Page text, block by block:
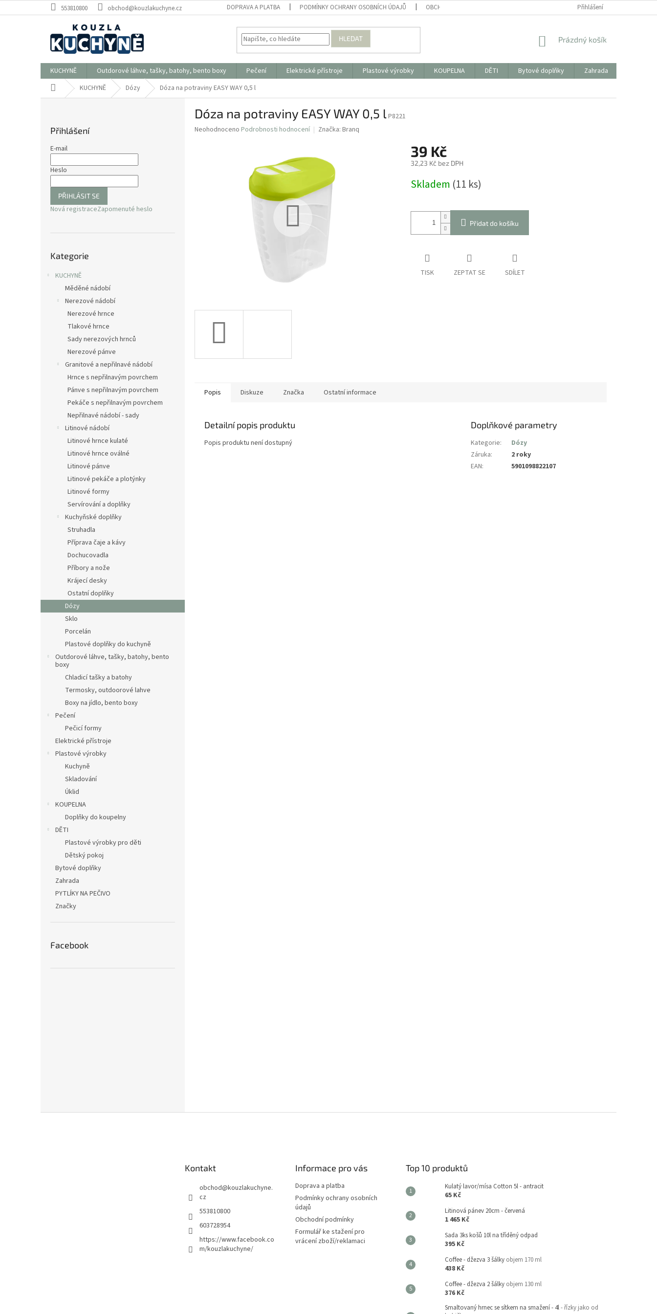
na
553810800 obchod@kouzlakuchyne.cz DOPRAVA A PLATBA PODMÍNKY OCHRANY OSOBNÍCH ÚDAJŮ OBCHODNÍ PODMÍNKY FORMULÁŘ KE STAŽENÍ PRO VRÁCENÍ ZBOŽÍ/REKLAMACI
Přihlášení
HLEDAT
NÁKUPNÍ
Prázdný košík
KUCHYNĚ Outdorové láhve, tašky, batohy, bento boxy Pečení Elektrické přístroje Plastové výrobky KOUPELNA DĚTI Bytové doplňky Zahrada
Domů KUCHYNĚ Dózy Dóza na potraviny EASY WAY 0,5 l
Přihlášení
E-mail
Heslo
PŘIHLÁSIT SE
Nová registraceZapomenuté heslo
kategorie
Kategorie
KUCHYNĚ
Měděné nádobí
Nerezové nádobí
Nerezové hrnce
Tlakové hrnce
Sady nerezových hrnců
Nerezové pánve
Granitové a nepřilnavé nádobí
Hrnce s nepřilnavým povrchem
Pánve s nepřilnavým povrchem
Pekáče s nepřilnavým povrchem
Nepřilnavé nádobí - sady
Litinové nádobí
Litinové hrnce kulaté
Litinové hrnce oválné
Litinové pánve
Litinové pekáče a plotýnky
Litinové formy
Servírování a doplňky
Kuchyňské doplňky
Struhadla
Příprava čaje a kávy
Dochucovadla
Příbory a nože
Krájecí desky
Ostatní doplňky
Dózy
Sklo
Porcelán
Plastové doplňky do kuchyně
Outdorové láhve, tašky, batohy, bento
boxy
Chladicí tašky a batohy
Termosky, outdoorové lahve
Boxy na jídlo, bento boxy
Pečení
Pečicí formy
Elektrické přístroje
Plastové výrobky
Kuchyně
Skladování
Úklid
KOUPELNA
Doplňky do koupelny
DĚTI
Plastové výrobky pro děti
Dětský pokoj
Bytové doplňky
Zahrada
PYTLÍKY NA PEČIVO
Značky
Facebook
Dóza na potraviny EASY WAY 0,5 lP8221
Průměrné
Neohodnoceno Podrobnosti hodnocení Značka: Branq
39 Kč
32,23 Kč bez DPH
cena:
Skladem (11 ks)
Přidat do košíku
TISK ZEPTAT SE SDÍLET
Popis Diskuze Značka Ostatní informace
Detailní popis produktu
Popis produktu není dostupný
Doplňkové parametry
Kategorie:
Dózy
Záruka:
2 roky
EAN: 5901098822107
Kontakt
obchod@kouzlakuchyne.
cz
553810800
603728954
https://www.facebook.co
m/kouzlakuchyne/
Informace pro vás
Doprava a platba
Podmínky ochrany osobních
údajů
Obchodní podmínky
Formulář ke stažení pro
vrácení zboží/reklamaci
Top 10 produktů
Kulatý lavor/mísa Cotton 5l - antracit
65 Kč
Litinová pánev 20cm - červená
1 465 Kč
Sada 3ks košů 10l na tříděný odpad
395 Kč
Coffee - džezva 3 šálky objem 170 ml
438 Kč
Coffee - džezva 2 šálky objem 130 ml
376 Kč
Smaltovaný hrnec se sítkem na smažení - 4l- řízky jako od